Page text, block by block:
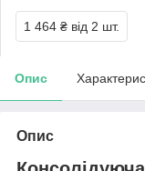
1 464 ₴ від 2 шт.
Опис
Опис